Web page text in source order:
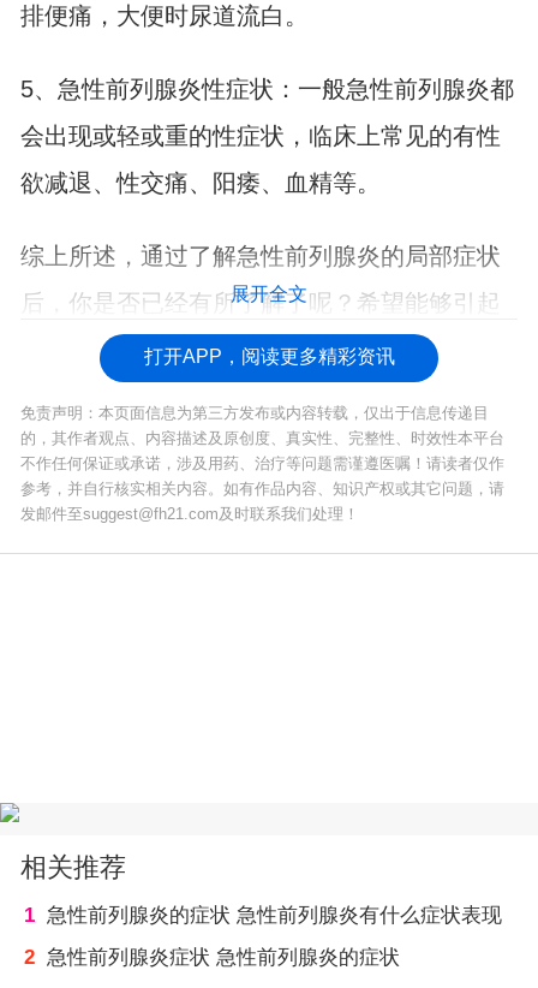
排便痛，大便时尿道流白。
5、 急性前列腺炎性症状：一般急性前列腺炎都
会出现或轻或重的性症状，临床上常见的有性
欲减退、性交痛、 阳痿、血精等。
综上所述，通过了解急性前列腺炎的局部症状
后，你是否已经有所了解了呢？希望能够引起
大家的重视，预防前列腺炎的产生。
展开全文
打开APP，阅读更多精彩资讯
免责声明：本页面信息为第三方发布或内容转载，仅出于信息传递目
的，其作者观点、内容描述及原创度、真实性、完整性、时效性本平台
不作任何保证或承诺，涉及用药、治疗等问题需谨遵医嘱！请读者仅作
参考，并自行核实相关内容。如有作品内容、知识产权或其它问题，请
发邮件至suggest@fh21.com及时联系我们处理！
相关推荐
1 急性前列腺炎的症状 急性前列腺炎有什么症状表现
2 急性前列腺炎症状 急性前列腺炎的症状